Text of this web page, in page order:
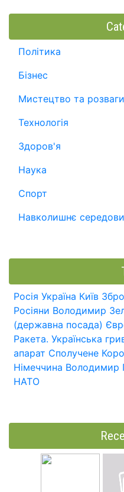
Політика
Бізнес
Мистецтво та розваги
Технологія
Здоров'я
Наука
Спорт
Навколишнє
Росія Україна Київ
Росіяни Володимир
(державна посада)
Ракета. Українська
апарат Сполучене
Німеччина Володимир
НАТО